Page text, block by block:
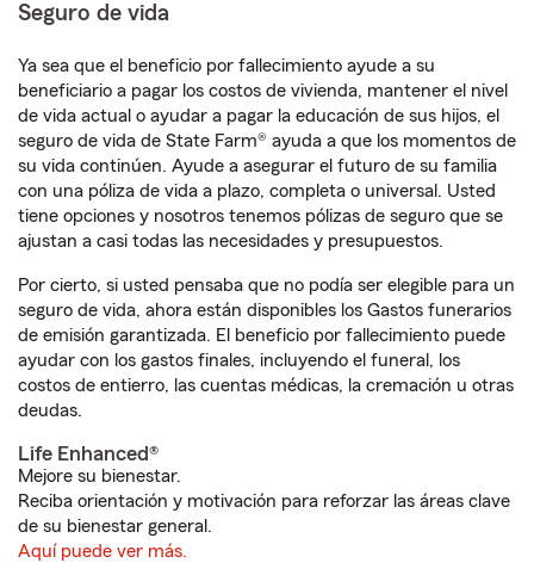
Seguro de vida
Ya sea que el beneficio por fallecimiento ayude a su
beneficiario a pagar los costos de vivienda, mantener el nivel
de vida actual o ayudar a pagar la educación de sus hijos, el
seguro de vida de State Farm® ayuda a que los momentos de
su vida continúen. Ayude a asegurar el futuro de su familia
con una póliza de vida a plazo, completa o universal. Usted
tiene opciones y nosotros tenemos pólizas de seguro que se
ajustan a casi todas las necesidades y presupuestos.
Por cierto, si usted pensaba que no podía ser elegible para un
seguro de vida, ahora están disponibles los Gastos funerarios
de emisión garantizada. El beneficio por fallecimiento puede
ayudar con los gastos finales, incluyendo el funeral, los
costos de entierro, las cuentas médicas, la cremación u otras
deudas.
Life Enhanced®
Mejore su bienestar.
Reciba orientación y motivación para reforzar las áreas clave
de su bienestar general.
Aquí puede ver más.